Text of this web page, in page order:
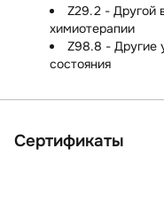
Z29.2 - Другой
химиотерапии
Z98.8 - Другие
состояния
Сертификаты